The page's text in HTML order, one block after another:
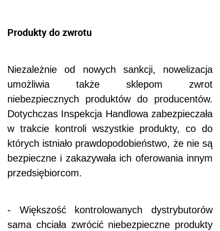
Produkty do zwrotu
Niezależnie od nowych sankcji, nowelizacja
umożliwia także sklepom zwrot
niebezpiecznych produktów do producentów.
Dotychczas Inspekcja Handlowa zabezpieczała
w trakcie kontroli wszystkie produkty, co do
których istniało prawdopodobieństwo, że nie są
bezpieczne i zakazywała ich oferowania innym
przedsiębiorcom.
- Większość kontrolowanych dystrybutorów
sama chciała zwrócić niebezpieczne produkty